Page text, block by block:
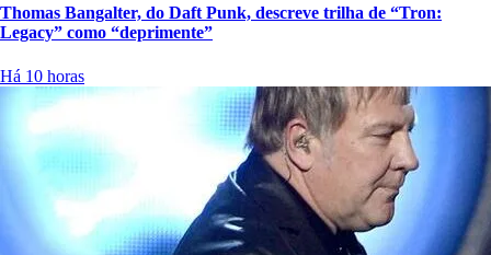
Thomas Bangalter, do Daft Punk, descreve trilha de “Tron:
Legacy” como “deprimente”
Há 10 horas